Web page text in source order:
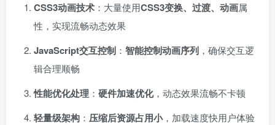
CSS3动画技术 ：大量使用CSS3变换、过渡、动画属
性，实现流畅动态效果
JavaScript交互控制 ： 智能控制动画序列 ，确保交互逻
辑合理顺畅
性能优化处理 ： 硬件加速优化，动态效果流畅不卡顿
轻量级架构 ： 压缩后资源占用小，加载速度快用户体验